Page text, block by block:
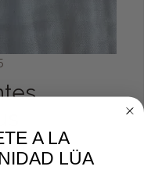
€ Precio de
A LA
LÜA